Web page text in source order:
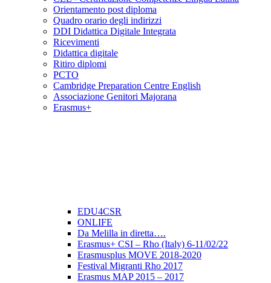
Orientamento post diploma
Quadro orario degli indirizzi
DDI Didattica Digitale Integrata
Ricevimenti
Didattica digitale
Ritiro diplomi
PCTO
Cambridge Preparation Centre English
Associazione Genitori Majorana
Erasmus+
EDU4CSR
ONLIFE
Da Melilla in diretta….
Erasmus+ CSI – Rho (Italy) 6-11/02/22
Erasmusplus MOVE 2018-2020
Festival Migranti Rho 2017
Erasmus MAP 2015 – 2017